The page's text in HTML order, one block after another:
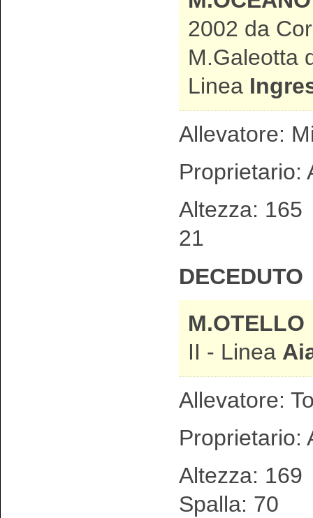
2002 da
M.Galeotta
Linea
Allevatore:
Proprietario:
Altezza:
21
DECEDUTO
II - Linea
Allevatore:
Proprietario:
Altezza:
Spalla: 70